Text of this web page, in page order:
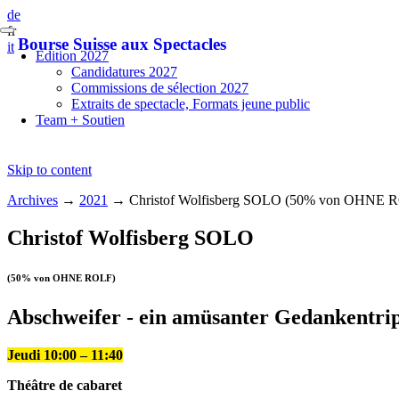
de
fr
it Bourse Suisse aux Spectacles
Skip to content
Edition 2027
Candidatures 2027
Commissions de sélection 2027
Extraits de spectacle, Formats jeune public
Team + Soutien
Archives → 2021 → Christof Wolfisberg SOLO (50% von OHNE
Christof Wolfisberg SOLO
(50% von OHNE ROLF)
Abschweifer - ein amüsanter
Jeudi 10:00 – 11:40
Théâtre de cabaret